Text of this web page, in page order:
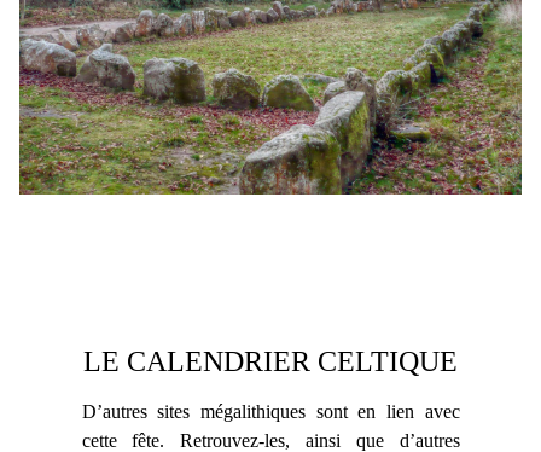
LE CALENDRIER CELTIQUE
D’autres sites mégalithiques sont en lien avec
cette fête. Retrouvez-les, ainsi que d’autres